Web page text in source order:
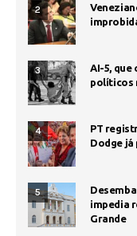
2
3
AI-5, que
políticos
4
PT
Dodge já
5
impedia
Grande